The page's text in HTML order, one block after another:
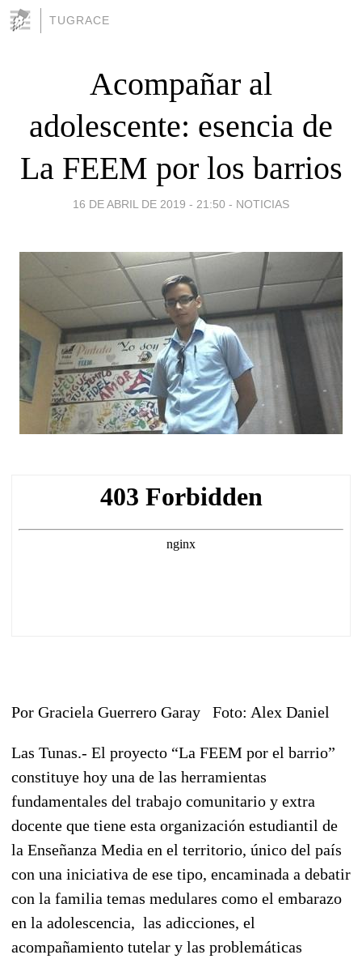
TUGRACE
Acompañar al
adolescente: esencia de
La FEEM por los barrios
16 DE ABRIL DE 2019 - 21:50 - NOTICIAS
Por Graciela Guerrero Garay Foto: Alex Daniel
Las Tunas.- El proyecto “La FEEM por el barrio”
constituye hoy una de las herramientas
fundamentales del trabajo comunitario y extra
docente que tiene esta organización estudiantil de
la Enseñanza Media en el territorio, único del país
con una iniciativa de ese tipo, encaminada a debatir
con la familia temas medulares como el embarazo
en la adolescencia, las adicciones, el
acompañamiento tutelar y las problemáticas